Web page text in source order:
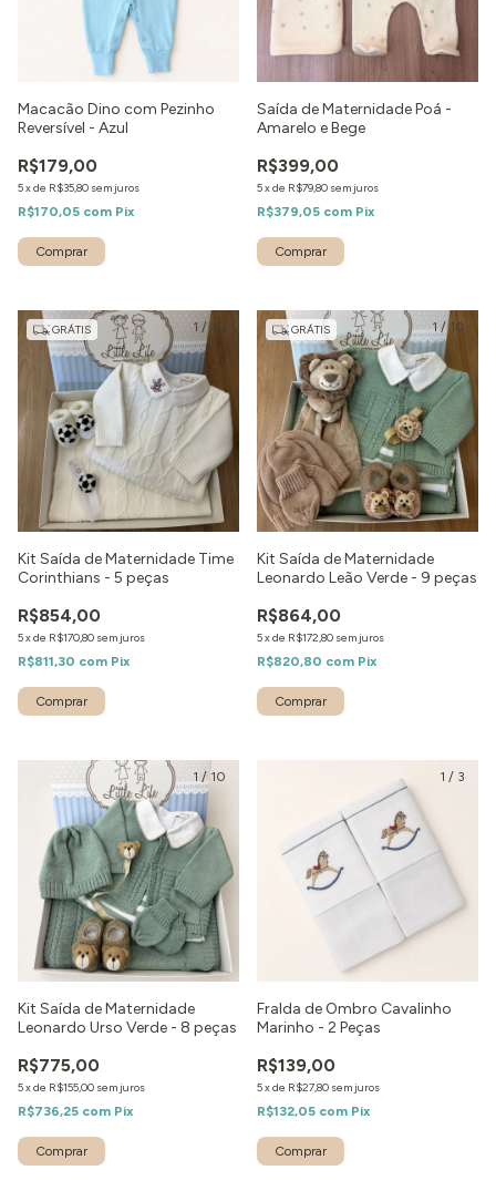
Macacão Dino com Pezinho
Reversível - Azul
R$179,00
5xde R$35,80 sem juros
R$170,05 com Pix
Comprar
Saída de Maternidade Poá -
Amarelo e Bege
R$399,00
5xde R$79,80 sem juros
R$379,05 com Pix
Comprar
1 /10
GRÁTIS
Kit Saída de Maternidade Time
Corinthians - 5 peças
R$854,00
5xde R$170,80 sem juros
R$811,30 com Pix
Comprar
1/10
GRÁTIS
Kit Saída de Maternidade
Leonardo Leão Verde - 9 peças
R$864,00
5xde R$172,80 sem juros
R$820,80 com Pix
Comprar
1 / 10
Kit Saída de Maternidade
Leonardo Urso Verde - 8 peças
R$775,00
5xde R$155,00 sem juros
R$736,25 com Pix
Comprar
1 / 3
Fralda de Ombro Cavalinho
Marinho - 2 Peças
R$139,00
5xde R$27,80 sem juros
R$132,05 com Pix